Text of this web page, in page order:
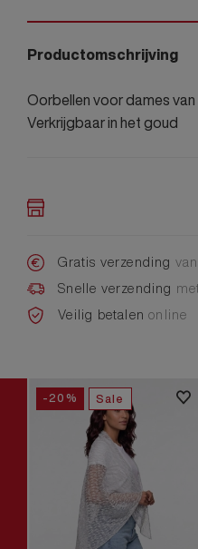
Productomschrijving
Oorbellen voor dames
Verkrijgbaar in het goud
Gratis verzending
Snelle verzending
Veilig betalenonline
-20% Sale